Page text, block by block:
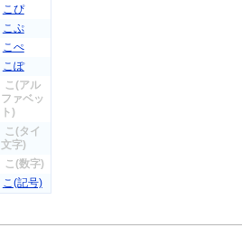
こぴ
こぷ
こぺ
こぽ
こ(アル
ファベッ
ト)
こ(タイ
文字)
こ(数字)
こ(記号)